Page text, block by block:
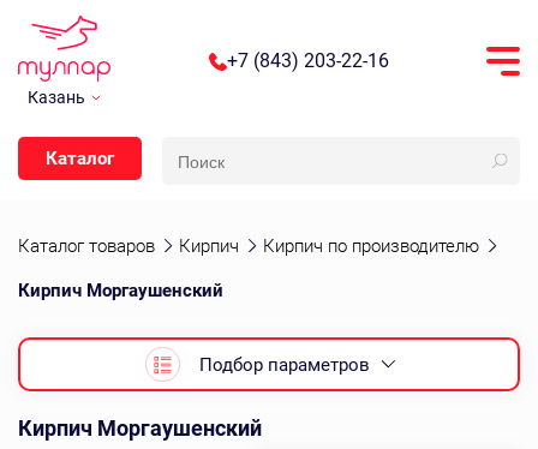
Казань
+7 (843) 203-22-16
Каталог
Каталог товаров Кирпич Кирпич по производителю
Кирпич Моргаушенский
Подбор параметров
Кирпич Моргаушенский